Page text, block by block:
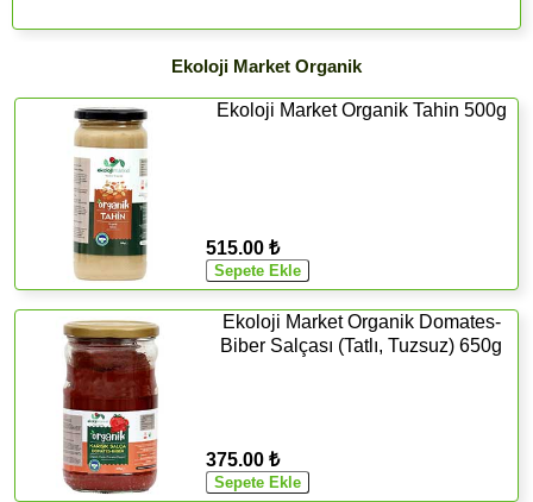
Ekoloji Market Organik
Ekoloji Market Organik Tahin 500g
515.00 ₺
Ekoloji Market Organik Domates-
Biber Salçası (Tatlı, Tuzsuz) 650g
375.00 ₺